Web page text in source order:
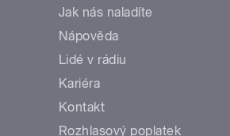
Jak nás naladíte
Nápověda
Lidé v rádiu
Kariéra
Kontakt
Rozhlasový poplatek